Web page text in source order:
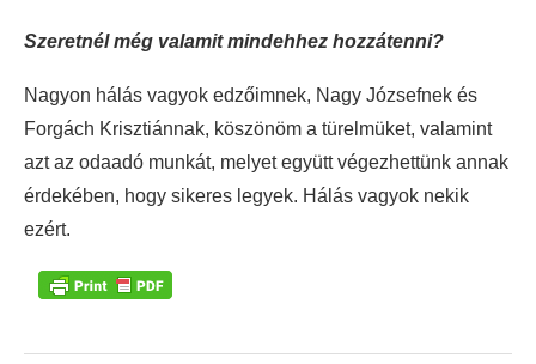
Szeretnél még valamit mindehhez hozzátenni?
Nagyon hálás vagyok edzőimnek, Nagy Józsefnek és
Forgách Krisztiánnak, köszönöm a türelmüket, valamint
azt az odaadó munkát, melyet együtt végezhettünk annak
érdekében, hogy sikeres legyek. Hálás vagyok nekik
ezért.